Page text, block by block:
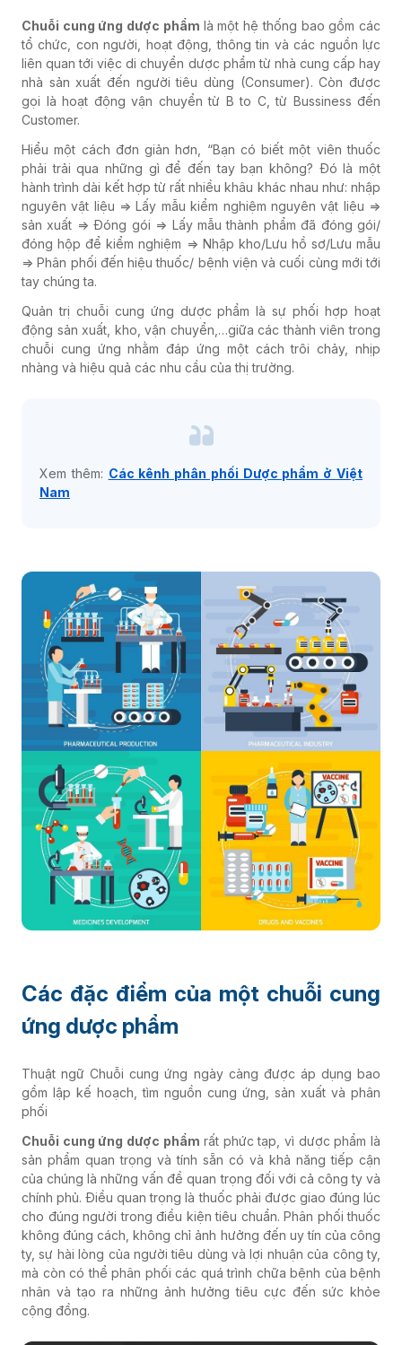
Chuỗi cung ứng dược phẩm là một hệ thống bao gồm các
tổ chức, con người, hoạt động, thông tin và các nguồn lực
liên quan tới việc di chuyển dược phẩm từ nhà cung cấp hay
nhà sản xuất đến người tiêu dùng (Consumer). Còn được
gọi là hoạt động vận chuyển từ B to C, từ Bussiness đến
Customer.
Hiểu một cách đơn giản hơn, “Bạn có biết một viên thuốc
phải trải qua những gì để đến tay bạn không? Đó là một
hành trình dài kết hợp từ rất nhiều khâu khác nhau như: nhập
nguyên vật liệu => Lấy mẫu kiểm nghiệm nguyên vật liệu =>
sản xuất => Đóng gói => Lấy mẫu thành phẩm đã đóng gói/
đóng hộp để kiểm nghiệm => Nhập kho/Lưu hồ sơ/Lưu mẫu
=> Phân phối đến hiệu thuốc/ bệnh viện và cuối cùng mới tới
tay chúng ta.
Quản trị chuỗi cung ứng dược phẩm là sự phối hợp hoạt
động sản xuất, kho, vận chuyển,…giữa các thành viên trong
chuỗi cung ứng nhằm đáp ứng một cách trôi chảy, nhịp
nhàng và hiệu quả các nhu cầu của thị trường.
Xem thêm: Các kênh phân phối Dược phẩm ở Việt
Nam
Các đặc điểm của một chuỗi cung
ứng dược phẩm
Thuật ngữ Chuỗi cung ứng ngày càng được áp dụng bao
gồm lập kế hoạch, tìm nguồn cung ứng, sản xuất và phân
phối
Chuỗi cung ứng dược phẩm rất phức tạp, vì dược phẩm là
sản phẩm quan trọng và tính sẵn có và khả năng tiếp cận
của chúng là những vấn đề quan trọng đối với cả công ty và
chính phủ. Điều quan trọng là thuốc phải được giao đúng lúc
cho đúng người trong điều kiện tiêu chuẩn. Phân phối thuốc
không đúng cách, không chỉ ảnh hưởng đến uy tín của công
ty, sự hài lòng của người tiêu dùng và lợi nhuận của công ty,
mà còn có thể phân phối các quá trình chữa bệnh của bệnh
nhân và tạo ra những ảnh hưởng tiêu cực đến sức khỏe
cộng đồng.